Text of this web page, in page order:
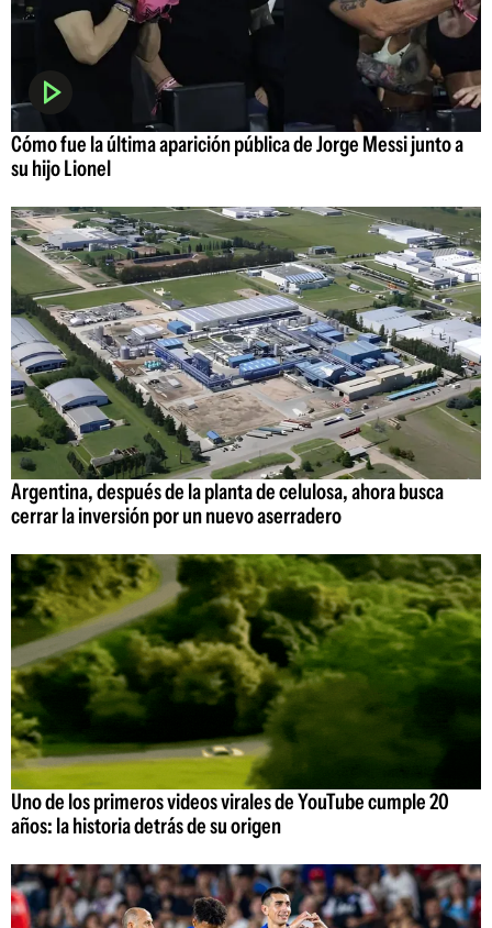
Cómo fue la última aparición pública de Jorge Messi junto a
su hijo Lionel
Argentina, después de la planta de celulosa, ahora busca
cerrar la inversión por un nuevo aserradero
Uno de los primeros videos virales de YouTube cumple 20
años: la historia detrás de su origen